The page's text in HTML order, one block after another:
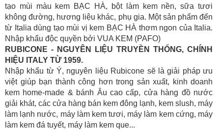
tạo mùi màu kem BẠC HÀ, bột làm kem nền, sữa tươi
không đường, hương liệu khác, phụ gia. Một sản phẩm đến
từ Italia dùng tạo mùi vị kem BẠC HÀ thơm ngon của Italia.
Nhập khẩu độc quyền bởi VUA KEM (PAFO)
RUBICONE - NGUYÊN LIỆU TRUYỀN THỐNG, CHÍNH
HIỆU ITALY TỪ 1959.
Nhập khẩu từ Ý, nguyên liệu Rubicone sẽ là giải pháp ưu
việt giúp bạn thành công hơn trong sản xuất, kinh doanh
kem home-made & bánh Âu cao cấp, cửa hàng đồ nước
giải khát, các cửa hàng bán kem đông lạnh, kem slush, máy
làm lạnh nước, máy làm kem tươi, máy làm kem cứng, máy
làm kem đá tuyết, máy làm kem que...